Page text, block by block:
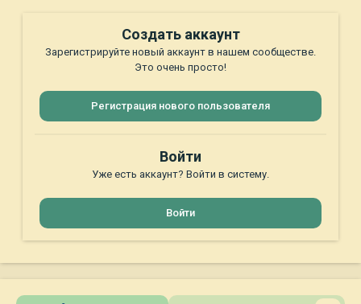
Создать аккаунт
Зарегистрируйте новый аккаунт в нашем сообществе.
Это очень просто!
Регистрация нового пользователя
Войти
Уже есть аккаунт? Войти в систему.
Войти